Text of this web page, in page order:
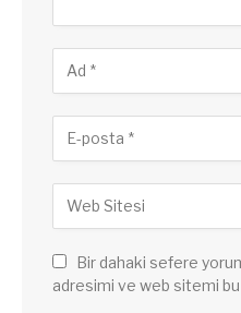
Bir dahaki sefere
adresimi ve web sitemi bu